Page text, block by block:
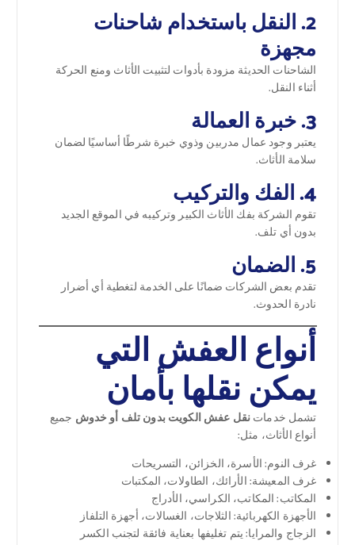
2. النقل باستخدام شاحنات
مجهزة
الشاحنات الحديثة مزودة بأدوات لتثبيت الأثاث ومنع الحركة
أثناء النقل.
3. خبرة العمالة
يعتبر وجود عمال مدربين وذوي خبرة شرطًا أساسيًا لضمان
سلامة الأثاث.
4. الفك والتركيب
تقوم الشركة بفك الأثاث الكبير وتركيبه في الموقع الجديد
بدون أي تلف.
5. الضمان
تقدم بعض الشركات ضمانًا على الخدمة لتغطية أي أضرار
نادرة الحدوث.
أنواع العفش التي
يمكن نقلها بأمان
تشمل خدماتنقل عفش الكويت بدون تلف أو خدوش جميع
أنواع الأثاث، مثل:
غرف النوم: الأسرة، الخزائن، التسريحات
غرف المعيشة: الأرائك، الطاولات، المكتبات
المكاتب: المكاتب، الكراسي، الأدراج
الأجهزة الكهربائية: الثلاجات، الغسالات، أجهزة التلفاز
الزجاج والمرايا: يتم تغليفها بعناية فائقة لتجنب الكسر